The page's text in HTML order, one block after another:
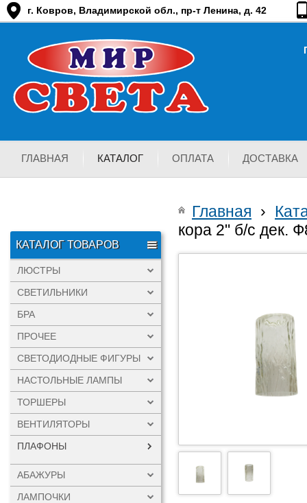
г. Ковров, Владимирской обл., пр-т Ленина, д. 42
ГЛАВНАЯ КАТАЛОГ ОПЛАТА ДОСТАВКА
КАТАЛОГ ТОВАРОВ
ЛЮСТРЫ
СВЕТИЛЬНИКИ
БРА
ПРОЧЕЕ
СВЕТОДИОДНЫЕ ФИГУРЫ
НАСТОЛЬНЫЕ ЛАМПЫ
ТОРШЕРЫ
ВЕНТИЛЯТОРЫ
ПЛАФОНЫ
АБАЖУРЫ
ЛАМПОЧКИ
Главная ›
кора 2" б/с дек.